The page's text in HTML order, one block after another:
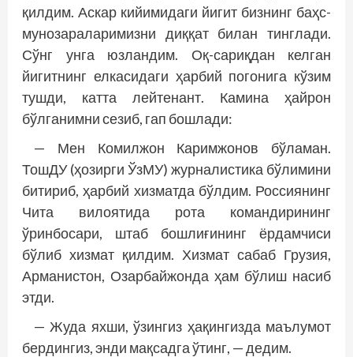
қилдим. Аскар кийимидаги йигит бизнинг баҳс-
мунозараларимизни диққат билан тинглади.
Сўнг унга юзландим. Оқ-сариқдан келган
йигитнинг елкасидаги ҳарбий погонига кўзим
тушди, катта лейтенант. Камина ҳайрон
бўлганимни сезиб, гап бошлади:
— Мен Комилжон Каримжонов бўламан.
ТошДУ (ҳозирги ЎзМУ) журналистика бўлимини
битириб, ҳарбий хизматда бўлдим. Россиянинг
Чита вилоятида рота командирининг
ўринбосари, штаб бошлиғининг ёрдамчиси
бўлиб хизмат қилдим. Хизмат сабаб Грузия,
Арманистон, Озарбайжонда ҳам бўлиш насиб
этди.
— Жуда яхши, ўзингиз ҳақингизда маълумот
бердингиз, энди мақсадга ўтинг, — дедим.